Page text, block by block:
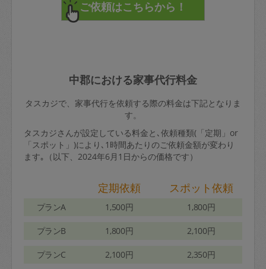
中郡における家事代行料金
タスカジで、家事代行を依頼する際の料金は下記となりま
す。
タスカジさんが設定している料金と､依頼種類(「定期」or
「スポット」)により､1時間あたりのご依頼金額が変わり
ます｡（以下、2024年6月1日からの価格です）
定期依頼 スポット依頼
プランA 1,500円 1,800円
プランB 1,800円 2,100円
プランC 2,100円 2,350円